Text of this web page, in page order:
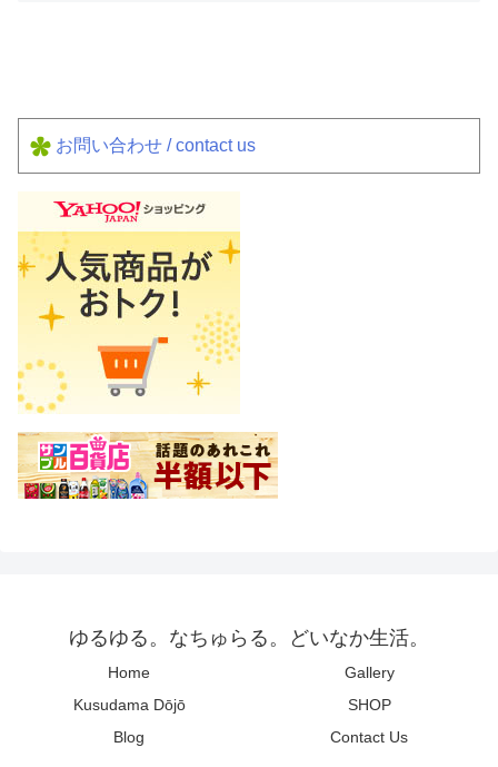
お問い合わせ / contact us
ゆるゆる。なちゅらる。どいなか生活。
Home
Gallery
Kusudama Dōjō
SHOP
Blog
Contact Us